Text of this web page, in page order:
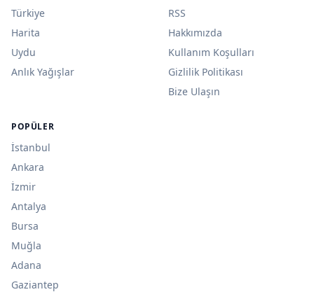
Türkiye
Harita
Uydu
Anlık Yağışlar
RSS
Hakkımızda
Kullanım Koşulları
Gizlilik Politikası
Bize Ulaşın
POPÜLER
İstanbul
Ankara
İzmir
Antalya
Bursa
Muğla
Adana
Gaziantep